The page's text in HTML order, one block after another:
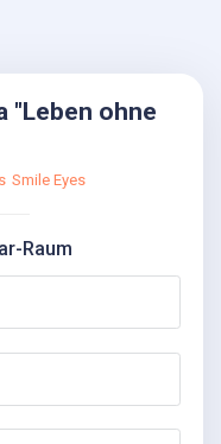
"Leben ohne
Smile Eyes
Raum